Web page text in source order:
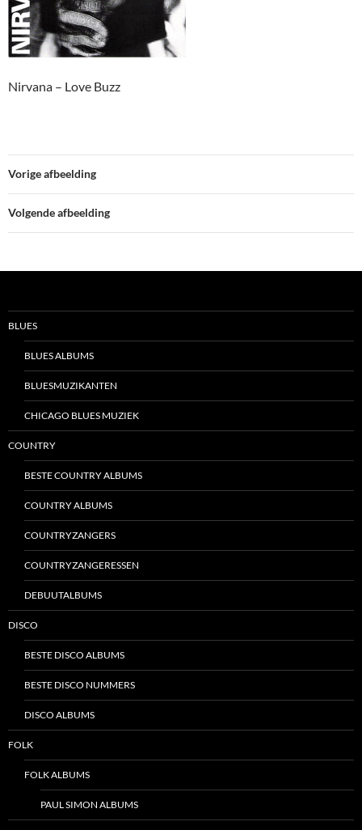
Nirvana – Love Buzz
Vorige afbeelding
Volgende afbeelding
BLUES
BLUES ALBUMS
BLUESMUZIKANTEN
CHICAGO BLUES MUZIEK
COUNTRY
BESTE COUNTRY ALBUMS
COUNTRY ALBUMS
COUNTRYZANGERS
COUNTRYZANGERESSEN
DEBUUTALBUMS
DISCO
BESTE DISCO ALBUMS
BESTE DISCO NUMMERS
DISCO ALBUMS
FOLK
FOLK ALBUMS
PAUL SIMON ALBUMS